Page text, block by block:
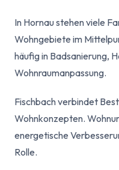
In Hornau stehen viele
Wohngebiete im
häufig in Badsanierung,
Wohnraumanpassung.
Fischbach verbindet
Wohnkonzepten.
energetische
Rolle.